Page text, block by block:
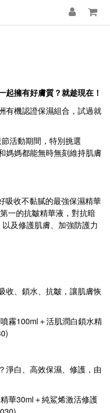
起擁有好膚質？就趁現在！
有機認證保濕組合，試過就
節活動期間，特別挑選
媽媽都能無時無刻維持肌膚
吸收不黏膩的最強保濕精華
一的抗皺精華液，對抗暗
及修護肌膚、加強防護力
收、鎖水、抗皺，讓肌膚恢
霧100ml＋活肌潤白鎖水精
淨白、高效保濕、修護，由
華30ml＋純鯊烯激活修護